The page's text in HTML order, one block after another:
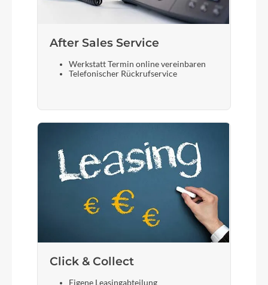
After Sales Service
Werkstatt Termin online vereinbaren
Telefonischer Rückrufservice
Click & Collect
Eigene Leasingabteilung